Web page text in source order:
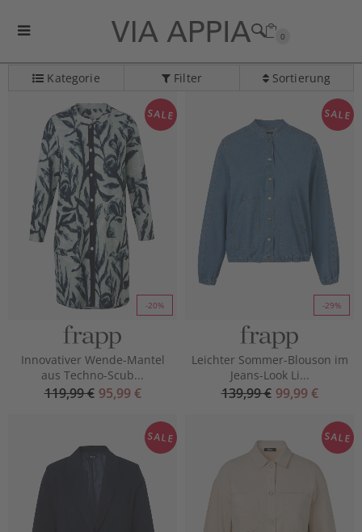
0
Kategorie-Navigation überspringen
Kategorie Filter Sortierung
-20%
SALE
Innovativer Wende-Mantel
aus Techno-Scub...
119,99 € 95,99 €
-29%
SALE
Leichter Sommer-Blouson im
Jeans-Look Li...
139,99 € 99,99 €
SALE SALE